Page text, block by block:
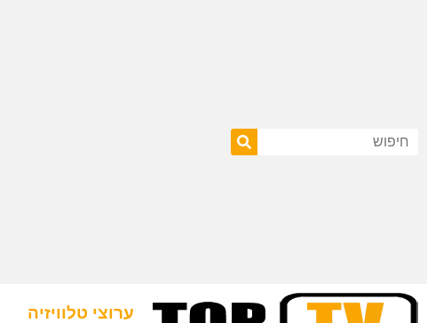
ערוצי טלוויזיה